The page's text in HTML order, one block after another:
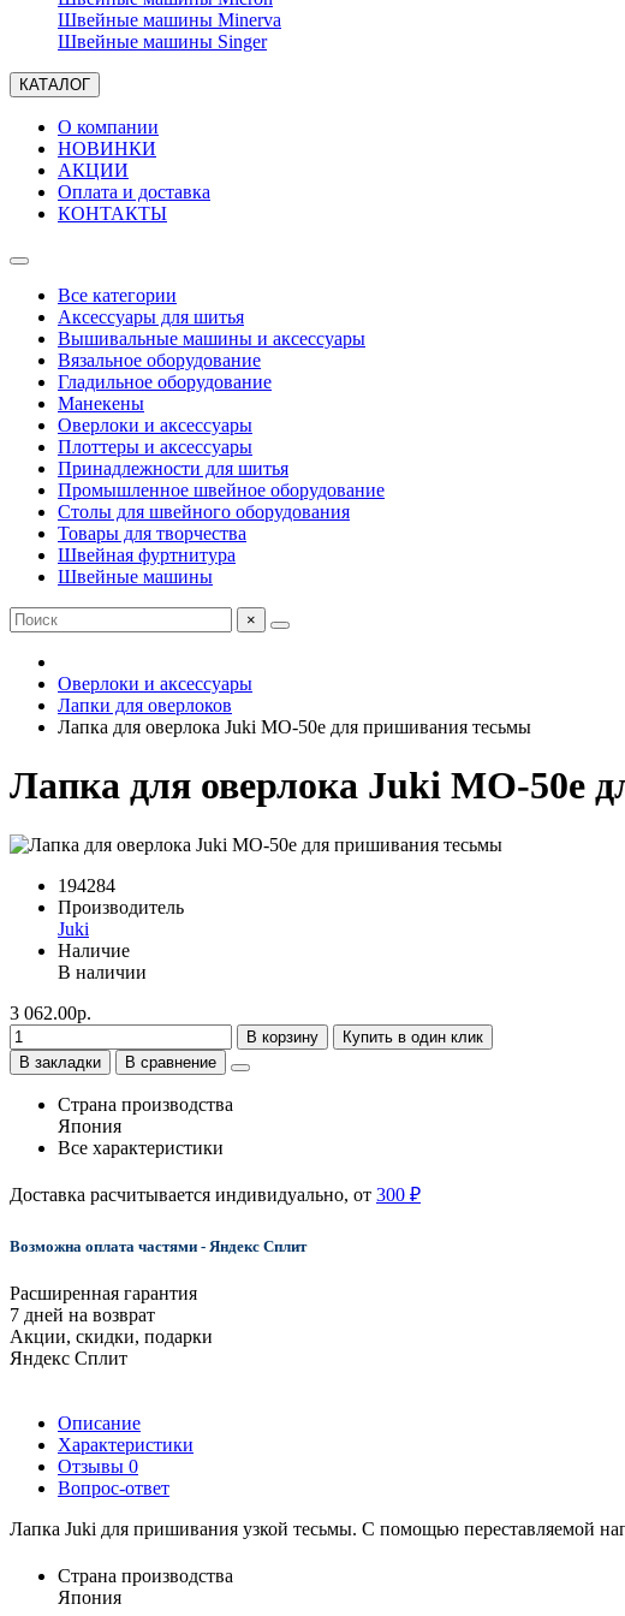
Швейные машины Minerva
Швейные машины Singer
КАТАЛОГ
О компании
НОВИНКИ
АКЦИИ
Оплата и доставка
КОНТАКТЫ
Все категории
Аксессуары для шитья
Вышивальные машины и аксессуары
Вязальное оборудование
Гладильное оборудование
Манекены
Оверлоки и аксессуары
Плоттеры и аксессуары
Принадлежности для шитья
Промышленное швейное оборудование
Столы для швейного оборудования
Товары для творчества
Швейная фуртнитура
Швейные машины
×
Оверлоки и аксессуары
Лапки для оверлоков
Лапка для оверлока Juki MO-50e для пришивания тесьмы
Лапка для оверлока Juki MO-50e
194284
Производитель
Juki
Наличие
В наличии
3 062.00р.
В корзину
Купить в один клик
В закладки
В сравнение
Страна производства
Япония
Все характеристики
Доставка расчитывается индивидуально, от 300 ₽
Возможна оплата частями - Яндекс Сплит
Расширенная гарантия
7 дней на возврат
Акции, скидки, подарки
Яндекс Сплит
Описание
Характеристики
Отзывы 0
Вопрос-ответ
Лапка Juki для пришивания узкой тесьмы. С помощью переставляемой
Страна производства
Япония